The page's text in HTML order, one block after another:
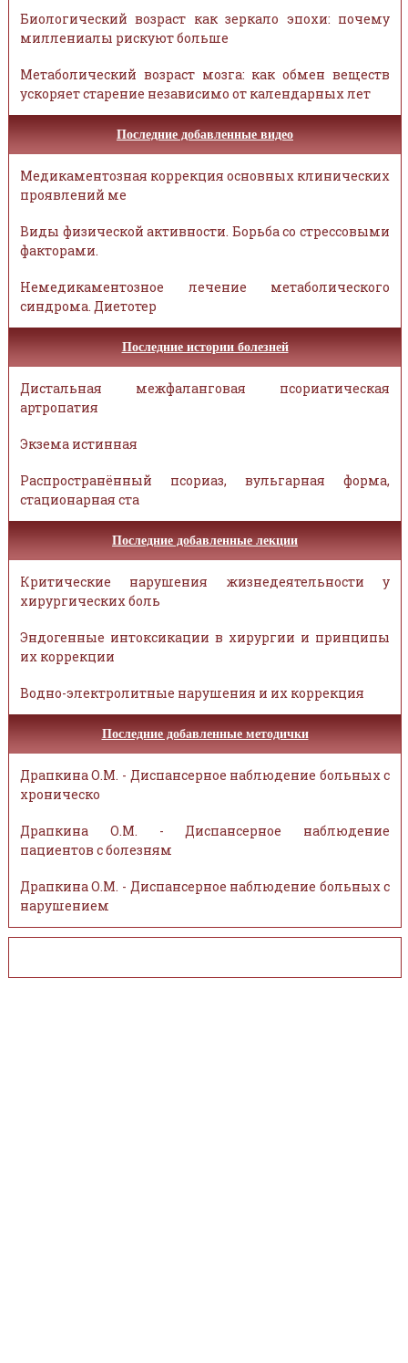
Биологический возраст как зеркало эпохи: почему
миллениалы рискуют больше
Метаболический возраст мозга: как обмен веществ
ускоряет старение независимо от календарных лет
Последние добавленные видео
Медикаментозная коррекция основных клинических
проявлений ме
Виды физической активности. Борьба со стрессовыми
факторами.
Немедикаментозное лечение метаболического
синдрома. Диетотер
Последние истории болезней
Дистальная межфаланговая псориатическая
артропатия
Экзема истинная
Распространённый псориаз, вульгарная форма,
стационарная ста
Последние добавленные лекции
Критические нарушения жизнедеятельности у
хирургических боль
Эндогенные интоксикации в хирургии и принципы
их коррекции
Водно-электролитные нарушения и их коррекция
Последние добавленные методички
Драпкина О.М. - Диспансерное наблюдение больных с
хроническо
Драпкина О.М. - Диспансерное наблюдение
пациентов с болезням
Драпкина О.М. - Диспансерное наблюдение больных с
нарушением